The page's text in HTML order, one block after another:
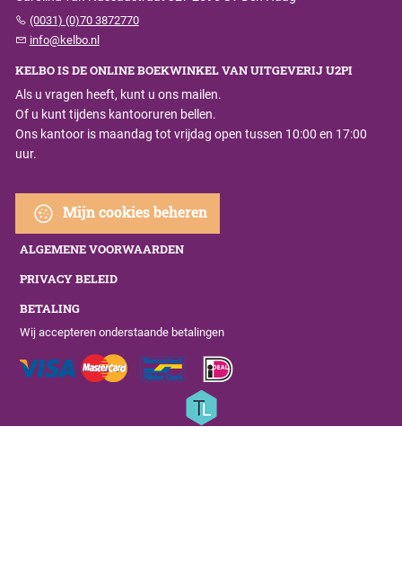
(0031) (0)70 3872770
info@kelbo.nl
KELBO IS DE ONLINE BOEKWINKEL VAN UITGEVERIJ U2PI
Als u vragen heeft, kunt u ons mailen.
Of u kunt tijdens kantooruren bellen.
Ons kantoor is maandag tot vrijdag open tussen 10:00 en 17:00
uur.
Mijn cookies beheren
ALGEMENE VOORWAARDEN
PRIVACY BELEID
BETALING
Wij accepteren onderstaande betalingen